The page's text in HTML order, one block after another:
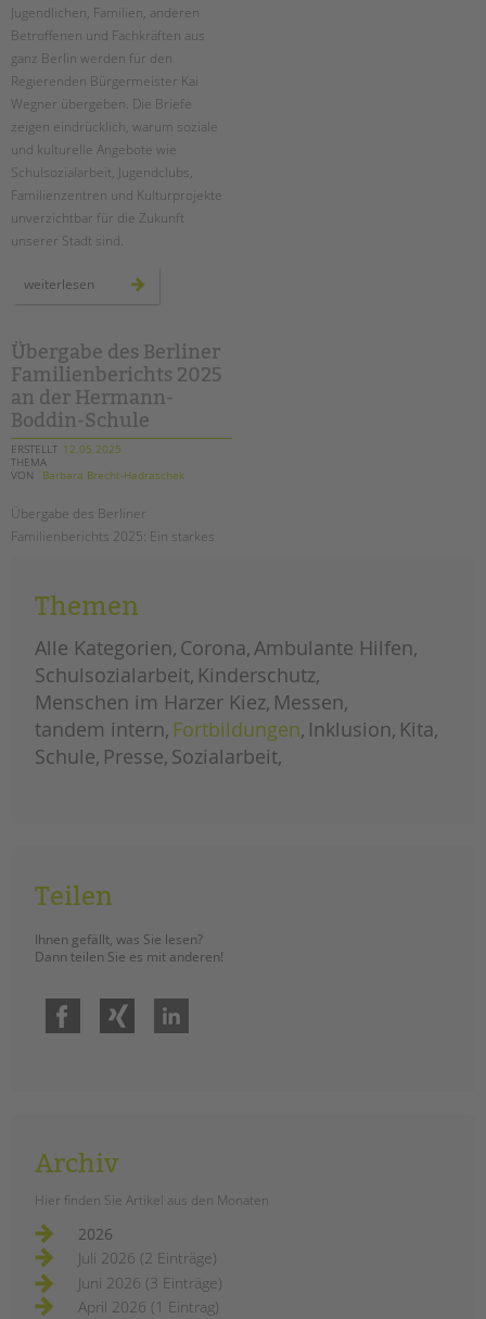
KARRIERE
Stellenangebote
tandem als Arbeitgeberin
NEWS/BLOG
unkuerzbar
Briefe an Kai
PRESSE
Magazin
Impressum
Datenschutz
Hinweisgebersystem
Intranet
Jugendlichen, Familien, anderen
Betroffenen und Fachkräften aus
ganz Berlin werden für den
Regierenden Bürgermeister Kai
Wegner übergeben. Die Briefe
zeigen eindrücklich, warum soziale
und kulturelle Angebote wie
Schulsozialarbeit, Jugendclubs,
Familienzentren und Kulturprojekte
unverzichtbar für die Zukunft
unserer Stadt sind.
weiterlesen
kai
wegner:
übergabe
am
2.
juni
am
roten
rathaus
Übergabe des Berliner
Familienberichts 2025
an der Hermann-
Boddin-Schule
ERSTELLT 12.05.2025
THEMA
VON
Barbara Brecht-Hadraschek
Übergabe des Berliner
Familienberichts 2025: Ein starkes
Boddin -Schule
weiterlesenübergabe
des
berliner
familienberichts
2025
an
der
hermann-
boddin-
schule
Themen
Alle Kategorien Corona Ambulante Hilfen
Schulsozialarbeit Kinderschutz
Menschen im Harzer Kiez Messen
tandem intern Fortbildungen Inklusion Kita
Schule Presse Sozialarbeit
Teilen
Ihnen gefällt, was Sie lesen?
Dann teilen Sie es mit anderen!
Facebook Xing
Archiv
Hier finden Sie Artikel aus den Monaten
2026
Juli 2026 (2 Einträge)
Juni 2026 (3 Einträge)
April 2026 (1 Eintrag)